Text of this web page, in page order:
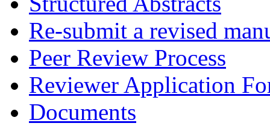
Re-submit a revised
Peer Review Process
Reviewer Application
Documents